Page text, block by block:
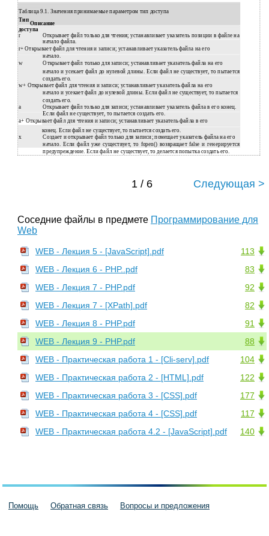
Таблица 9.1. Значения принимаемые параметром тип доступа
Тип
Описание
доступа
r
Открывает файл только для чтения; устанавливает указатель позиции в файле на
начало файла.
r+ Открывает файл для чтения и записи; устанавливает указатель файла на его
начало.
w
Открывает файл только для записи; устанавливает указатель файла на его
начало и усекает файл до нулевой длины. Если файл не существует, то пытается
создать его.
w+ Открывает файл для чтения и записи; устанавливает указатель файла на его
начало и усекает файл до нулевой длины. Если файл не существует, то пытается
создать его.
a
Открывает файл только для записи; устанавливает указатель файла в его конец.
Если файл не существует, то пытается создать его.
a+ Открывает файл для чтения и записи; устанавливает указатель файла в его
конец. Если файл не существует, то пытается создать его.
x
Создает и открывает файл только для записи; помещает указатель файла на его
начало. Если файл уже существует, то fopen() возвращает false и генерируется
предупреждение. Если файл не существует, то делается попытка создать его.
1 / 6 Следующая >
Соседние файлы в предмете Программирование для
Web
113
WEB - Лекция 5 - [JavaScript].pdf
83
WEB - Лекция 6 - PHP..pdf
92
WEB - Лекция 7 - PHP.pdf
82
WEB - Лекция 7 - [XPath].pdf
91
WEB - Лекция 8 - PHP.pdf
88
WEB - Лекция 9 - PHP.pdf
104
WEB - Практическая работа 1 - [Cli-serv].pdf
122
WEB - Практическая работа 2 - [HTML].pdf
177
WEB - Практическая работа 3 - [CSS].pdf
117
WEB - Практическая работа 4 - [CSS].pdf
140
WEB - Практическая работа 4.2 - [JavaScript].pdf
Помощь Обратная связь Вопросы и предложения